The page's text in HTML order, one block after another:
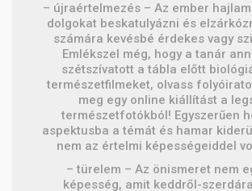
– újraértelmezés – Az ember
dolgokat beskatulyázni és
számára kevésbé érdekes vagy
Emlékszel még, hogy a tanár
szétszívatott a tábla előtt
természetfilmeket, olvass
meg egy online kiállítást a
természetfotókból! Egyszerűen
aspektusba a témát és hamar
nem az értelmi képességeiddel
– türelem – Az önismeret nem
képesség, amit keddről-